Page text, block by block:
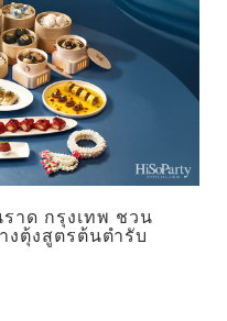
าด กรุงเทพ ชวน
งตุ้งสูตรต้นตำรับ